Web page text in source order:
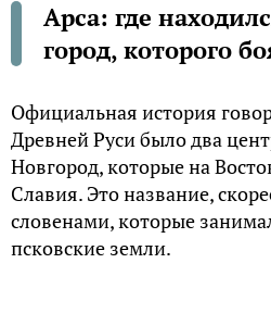
Арса: где
город, которого
Официальная история
Древней Руси было два
Новгород, которые на
Славия. Это название,
словенами, которые
псковские земли.